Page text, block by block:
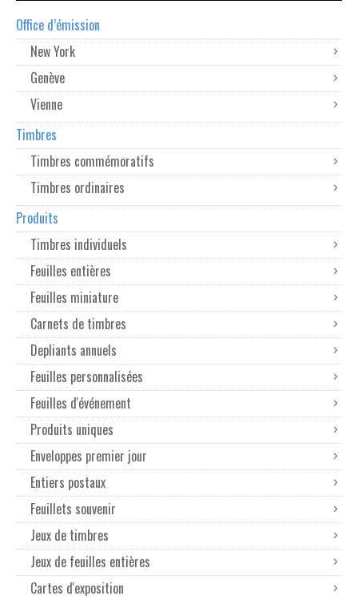
Office d’émission
New York
Genève
Vienne
Timbres
Timbres commémoratifs
Timbres ordinaires
Produits
Timbres individuels
Feuilles entières
Feuilles miniature
Carnets de timbres
Depliants annuels
Feuilles personnalisées
Feuilles d'événement
Produits uniques
Enveloppes premier jour
Entiers postaux
Feuillets souvenir
Jeux de timbres
Jeux de feuilles entières
Cartes d'exposition